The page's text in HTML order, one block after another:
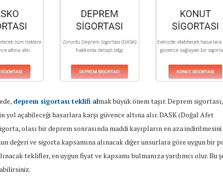
deprem sigortası teklifi almak büyük önem taşır. Deprem
yol açabileceği hasarlara karşı güvence altına alır. DASK (Doğal Afet
olası bir deprem sonrasında maddi kayıpların en aza indirilmesini
değeri ve sigorta kapsamına alınacak diğer unsurlara göre uygun bir
teklifler, en uygun fiyat ve kapsamı bulmanıza yardımcı olur. Bu